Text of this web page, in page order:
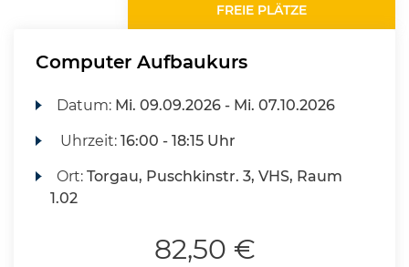
FREIE PLÄTZE
Computer Aufbaukurs
Datum: Mi. 09.09.2026 - Mi. 07.10.2026
Uhrzeit:16:00 - 18:15 Uhr
Ort:Torgau, Puschkinstr. 3, VHS, Raum
1.02
82,50 €